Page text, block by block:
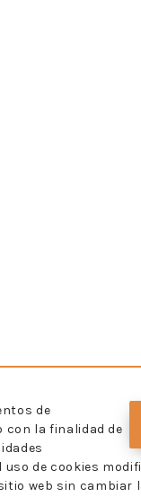
de
con la finalidad de
de cookies
web sin cambiar